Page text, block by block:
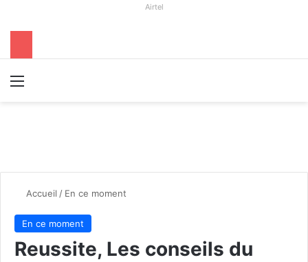
Airtel
Accueil / En ce moment
En ce moment
Reussite, Les conseils du